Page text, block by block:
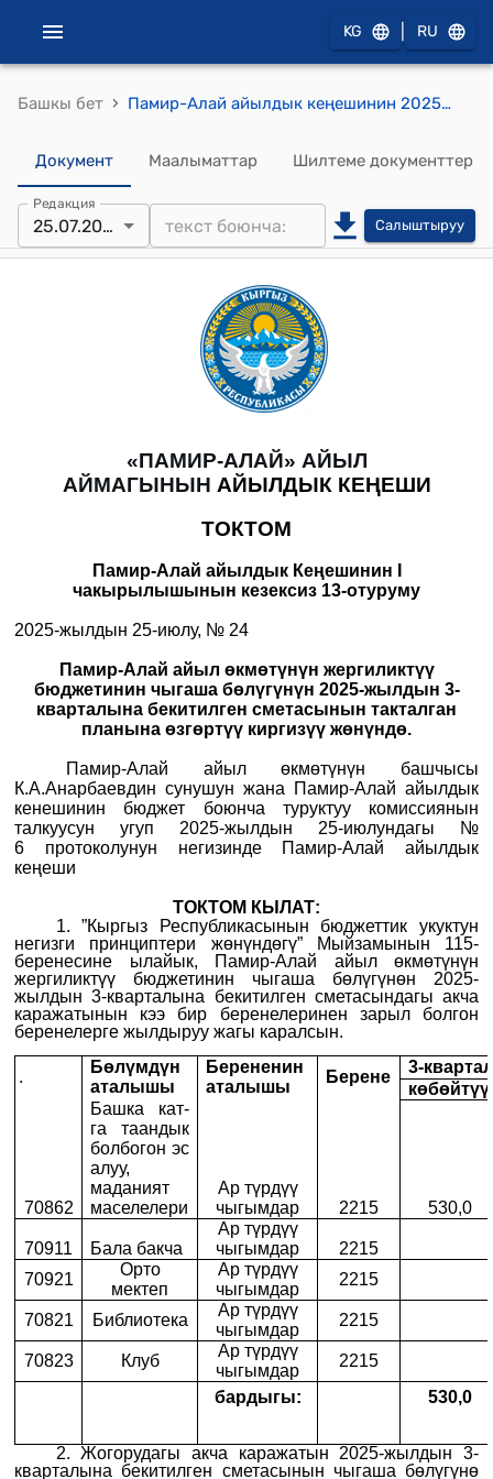
KG RU
Башкы бет › Памир-Алай айылдык кеңешинин 2025-жылдын 25-июлунда, №24, Памир-Алай айыл өкмөтүнүн жергиликтүү бюджетинин чыгаша бөлүгүнүн 2025-жылдын 3-кварталына бекитилген сметасынын такталган планына өзгөртүү киргизүү жөнүндө токтому
Документ Маалыматтар Шилтеме документтер
Редакция
25.07.2025 Салыштыруу